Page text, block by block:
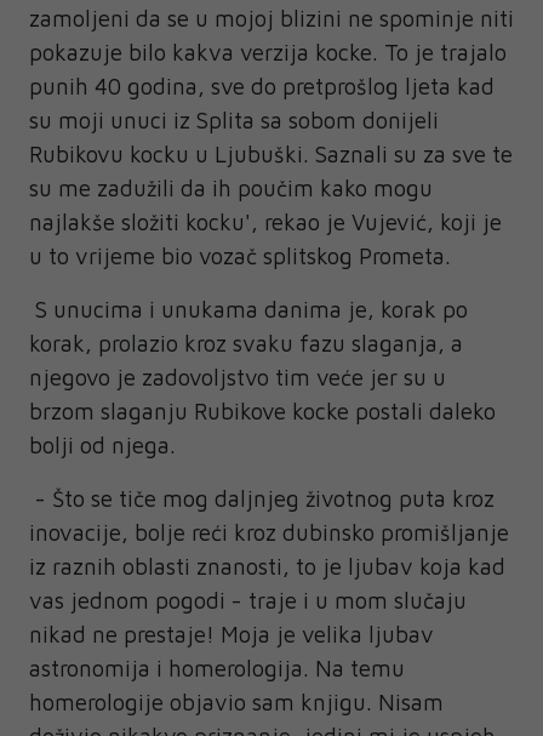
zamoljeni da se u mojoj blizini ne spominje niti
pokazuje bilo kakva verzija kocke. To je trajalo
punih 40 godina, sve do pretprošlog ljeta kad
su moji unuci iz Splita sa sobom donijeli
Rubikovu kocku u Ljubuški. Saznali su za sve te
su me zadužili da ih poučim kako mogu
najlakše složiti kocku', rekao je Vujević, koji je
u to vrijeme bio vozač splitskog Prometa.
S unucima i unukama danima je, korak po
korak, prolazio kroz svaku fazu slaganja, a
njegovo je zadovoljstvo tim veće jer su u
brzom slaganju Rubikove kocke postali daleko
bolji od njega.
- Što se tiče mog daljnjeg životnog puta kroz
inovacije, bolje reći kroz dubinsko promišljanje
iz raznih oblasti znanosti, to je ljubav koja kad
vas jednom pogodi - traje i u mom slučaju
nikad ne prestaje! Moja je velika ljubav
astronomija i homerologija. Na temu
homerologije objavio sam knjigu. Nisam